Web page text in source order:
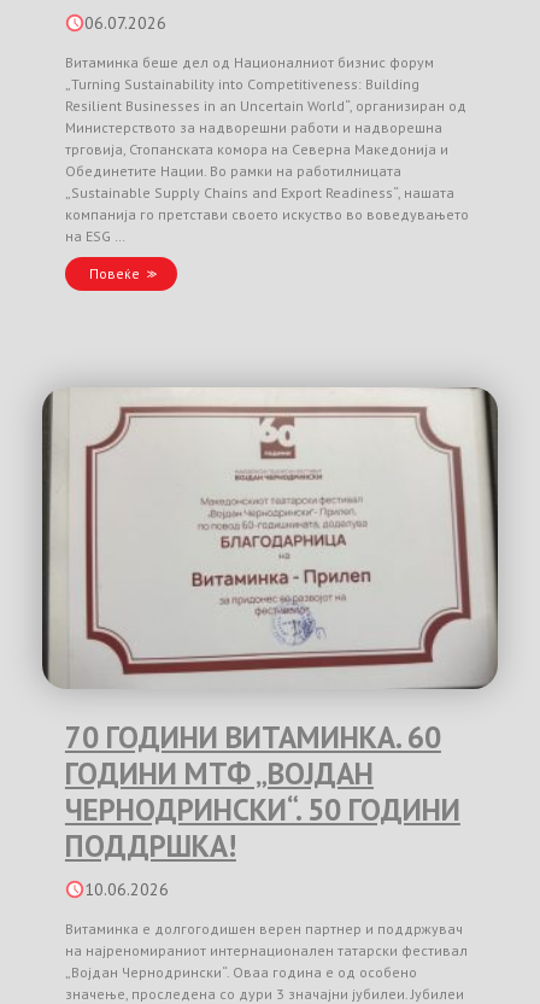
06.07.2026
Витаминка беше дел од Националниот бизнис форум
„Turning Sustainability into Competitiveness: Building
Resilient Businesses in an Uncertain World“, организиран од
Министерството за надворешни работи и надворешна
трговија, Стопанската комора на Северна Македонија и
Обединетите Нации. Во рамки на работилницата
„Sustainable Supply Chains and Export Readiness“, нашата
компанија го претстави своето искуство во воведувањето
на ESG …
Повеќе
70 ГОДИНИ ВИТАМИНКА. 60
ГОДИНИ МТФ „ВОЈДАН
ЧЕРНОДРИНСКИ“. 50 ГОДИНИ
ПОДДРШКА!
10.06.2026
Витаминка е долгогодишен верен партнер и поддржувач
на најреномираниот интернационален татарски фестивал
„Војдан Чернодрински“. Оваа година е од особено
значење, проследена со дури 3 значајни јубилеи. Јубилеи